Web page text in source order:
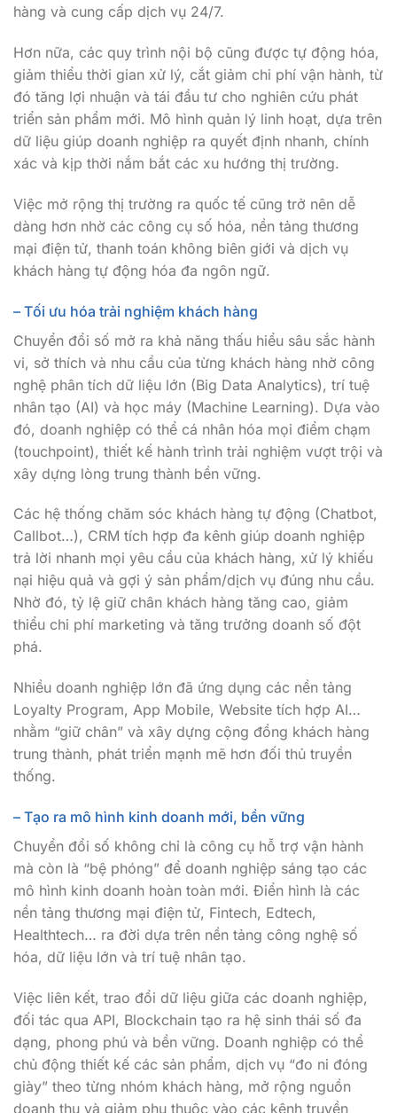
hàng và cung cấp dịch vụ 24/7.
Hơn nữa, các quy trình nội bộ cũng được tự động hóa,
giảm thiểu thời gian xử lý, cắt giảm chi phí vận hành, từ
đó tăng lợi nhuận và tái đầu tư cho nghiên cứu phát
triển sản phẩm mới. Mô hình quản lý linh hoạt, dựa trên
dữ liệu giúp doanh nghiệp ra quyết định nhanh, chính
xác và kịp thời nắm bắt các xu hướng thị trường.
Việc mở rộng thị trường ra quốc tế cũng trở nên dễ
dàng hơn nhờ các công cụ số hóa, nền tảng thương
mại điện tử, thanh toán không biên giới và dịch vụ
khách hàng tự động hóa đa ngôn ngữ.
– Tối ưu hóa trải nghiệm khách hàng
Chuyển đổi số mở ra khả năng thấu hiểu sâu sắc hành
vi, sở thích và nhu cầu của từng khách hàng nhờ công
nghệ phân tích dữ liệu lớn (Big Data Analytics), trí tuệ
nhân tạo (AI) và học máy (Machine Learning). Dựa vào
đó, doanh nghiệp có thể cá nhân hóa mọi điểm chạm
(touchpoint), thiết kế hành trình trải nghiệm vượt trội và
xây dựng lòng trung thành bền vững.
Các hệ thống chăm sóc khách hàng tự động (Chatbot,
Callbot…), CRM tích hợp đa kênh giúp doanh nghiệp
trả lời nhanh mọi yêu cầu của khách hàng, xử lý khiếu
nại hiệu quả và gợi ý sản phẩm/dịch vụ đúng nhu cầu.
Nhờ đó, tỷ lệ giữ chân khách hàng tăng cao, giảm
thiểu chi phí marketing và tăng trưởng doanh số đột
phá.
Nhiều doanh nghiệp lớn đã ứng dụng các nền tảng
Loyalty Program, App Mobile, Website tích hợp AI…
nhằm “giữ chân” và xây dựng cộng đồng khách hàng
trung thành, phát triển mạnh mẽ hơn đối thủ truyền
thống.
– Tạo ra mô hình kinh doanh mới, bền vững
Chuyển đổi số không chỉ là công cụ hỗ trợ vận hành
mà còn là “bệ phóng” để doanh nghiệp sáng tạo các
mô hình kinh doanh hoàn toàn mới. Điển hình là các
nền tảng thương mại điện tử, Fintech, Edtech,
Healthtech… ra đời dựa trên nền tảng công nghệ số
hóa, dữ liệu lớn và trí tuệ nhân tạo.
Việc liên kết, trao đổi dữ liệu giữa các doanh nghiệp,
đối tác qua API, Blockchain tạo ra hệ sinh thái số đa
dạng, phong phú và bền vững. Doanh nghiệp có thể
chủ động thiết kế các sản phẩm, dịch vụ “đo ni đóng
giày” theo từng nhóm khách hàng, mở rộng nguồn
doanh thu và giảm phụ thuộc vào các kênh truyền